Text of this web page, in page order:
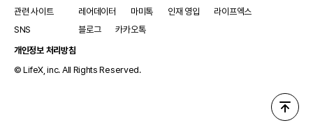
관련 사이트
레어데이터 마미톡 인재 영입
라이프엑스
SNS
블로그
카카오톡
개인정보 처리방침
© LifeX, inc. All Rights Reserved.